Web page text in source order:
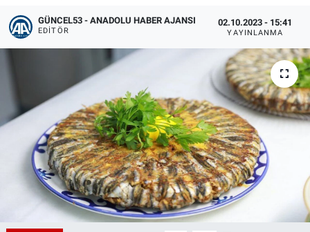
GÜNCEL53 - ANADOLU HABER AJANSI
EDITÖR
02.10.2023 - 15:41
YAYINLANMA